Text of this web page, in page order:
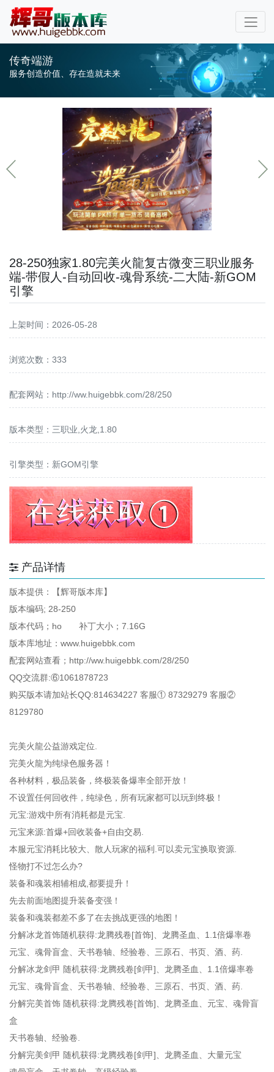
传奇端游
服务创造价值、存在造就未来
28-250独家1.80完美火龍复古微变三职业服务
端-带假人-自动回收-魂骨系统-二大陆-新GOM
引擎
上架时间：2026-05-28
浏览次数：333
配套网站： http://ww.huigebbk.com/28/250
版本类型：三职业,火龙,1.80
引擎类型：新GOM引擎
产品详情
版本提供：【辉哥版本库】
版本编码; 28-250
版本代码；ho 补丁大小；7.16G
版本库地址：www.huigebbk.com
配套网站查看；http://ww.huigebbk.com/28/250
QQ交流群:⑥1061878723
购买版本请加站长QQ:814634227 客服① 87329279 客服②
8129780
完美火龍公益游戏定位.
完美火龍为纯绿色服务器！
各种材料，极品装备，终极装备爆率全部开放！
不设置任何回收件，纯绿色，所有玩家都可以玩到终极！
元宝:游戏中所有消耗都是元宝.
元宝来源:首爆+回收装备+自由交易.
本服元宝消耗比较大、散人玩家的福利.可以卖元宝换取资源.
怪物打不过怎么办?
装备和魂装相辅相成,都要提升！
先去前面地图提升装备变强！
装备和魂装都差不多了在去挑战更强的地图！
分解冰龙首饰随机获得:龙腾残卷[首饰]、龙腾圣血、1.1倍爆率卷
元宝、魂骨盲盒、天书卷轴、经验卷、三原石、书页、酒、药.
分解冰龙剑甲 随机获得:龙腾残卷[剑甲]、龙腾圣血、1.1倍爆率卷
元宝、魂骨盲盒、天书卷轴、经验卷、三原石、书页、酒、药.
分解完美首饰 随机获得:龙腾残卷[首饰]、龙腾圣血、元宝、魂骨盲
盒
天书卷轴、经验卷.
分解完美剑甲 随机获得:龙腾残卷[剑甲]、龙腾圣血、大量元宝